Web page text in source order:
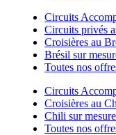
Circuits
Circuits privés
Croisières au
Brésil sur
Toutes nos
Circuits
Croisières au
Chili sur mesure
Toutes nos